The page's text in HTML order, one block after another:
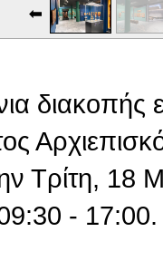
διακοπής
Τρίτη,
- 17:00.